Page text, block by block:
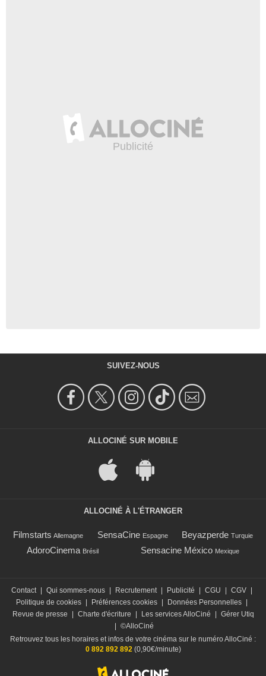
SUIVEZ-NOUS
ALLOCINÉ SUR MOBILE
ALLOCINÉ À L'ÉTRANGER
Filmstarts Allemagne SensaCine Espagne Beyazperde Turquie
AdoroCinema Brésil Sensacine México Mexique
Contact Qui sommes-nous Recrutement Publicité CGU CGV
Politique de cookies
Préférences cookies Données Personnelles
Revue de presse
Charte d'écriture Les services AlloCiné
Gérer Utiq
©AlloCiné
Retrouvez tous les horaires et infos de votre cinéma sur le numéro AlloCiné :
0 892 892 892(0,90€/minute)